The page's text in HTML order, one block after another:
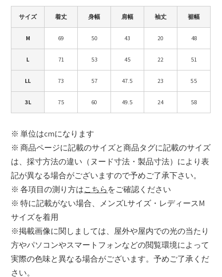
サイズ 着丈 身幅 肩幅 袖丈 裾幅
M 69 50 43 20 48
L 71 53 45 22 51
LL 73 57 47.5 23 55
3L 75 60 49.5 24 58
※ 単位はcmになります
※ 商品ページに記載のサイズと商品タグに記載のサイズ
は、採寸方法の違い（ヌード寸法・製品寸法）により表
記が異なる場合がございますので予めご了承下さい。
※ 各項目の測り方はこちらをご確認ください
※ 特に記載がない場合、メンズLサイズ・レディースM
サイズを着用
※掲載画像に関しましては、屋外や屋内での光の当たり
方やパソコンやスマートフォンなどの閲覧環境によって
実際の色味と異なる場合がございます。予めご了承くだ
さい。